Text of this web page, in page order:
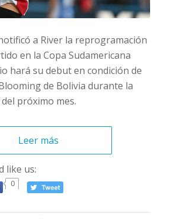
a River la reprogramación
en la Copa Sudamericana
hará su debut en condición de
de Bolivia durante la
próximo mes.
Leer más
like us:
0